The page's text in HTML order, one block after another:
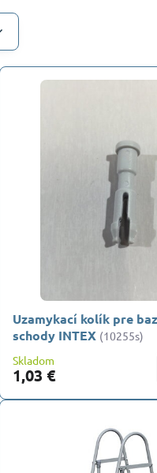
Uzamykací kolík pre
schody INTEX (10255s)
Skladom
1,03 €